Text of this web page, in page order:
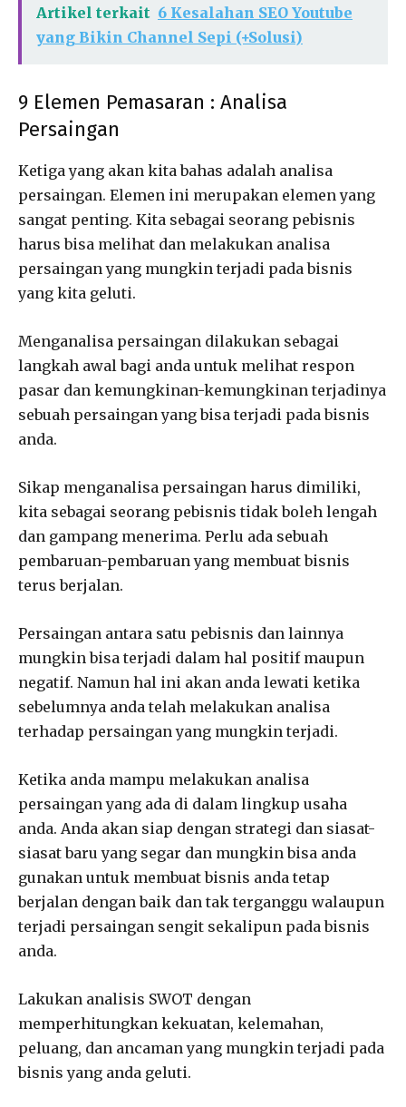
Artikel terkait 6 Kesalahan SEO Youtube
yang Bikin Channel Sepi (+Solusi)
9 Elemen Pemasaran : Analisa
Persaingan
Ketiga yang akan kita bahas adalah analisa
persaingan. Elemen ini merupakan elemen yang
sangat penting. Kita sebagai seorang pebisnis
harus bisa melihat dan melakukan analisa
persaingan yang mungkin terjadi pada bisnis
yang kita geluti.
Menganalisa persaingan dilakukan sebagai
langkah awal bagi anda untuk melihat respon
pasar dan kemungkinan-kemungkinan terjadinya
sebuah persaingan yang bisa terjadi pada bisnis
anda.
Sikap menganalisa persaingan harus dimiliki,
kita sebagai seorang pebisnis tidak boleh lengah
dan gampang menerima. Perlu ada sebuah
pembaruan-pembaruan yang membuat bisnis
terus berjalan.
Persaingan antara satu pebisnis dan lainnya
mungkin bisa terjadi dalam hal positif maupun
negatif. Namun hal ini akan anda lewati ketika
sebelumnya anda telah melakukan analisa
terhadap persaingan yang mungkin terjadi.
Ketika anda mampu melakukan analisa
persaingan yang ada di dalam lingkup usaha
anda. Anda akan siap dengan strategi dan siasat-
siasat baru yang segar dan mungkin bisa anda
gunakan untuk membuat bisnis anda tetap
berjalan dengan baik dan tak terganggu walaupun
terjadi persaingan sengit sekalipun pada bisnis
anda.
Lakukan analisis SWOT dengan
memperhitungkan kekuatan, kelemahan,
peluang, dan ancaman yang mungkin terjadi pada
bisnis yang anda geluti.